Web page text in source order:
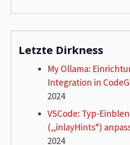
Letzte Dirkness
My Ollama:
Integration in
2024
VSCode: Typ-
(„inlayHints“)
2024